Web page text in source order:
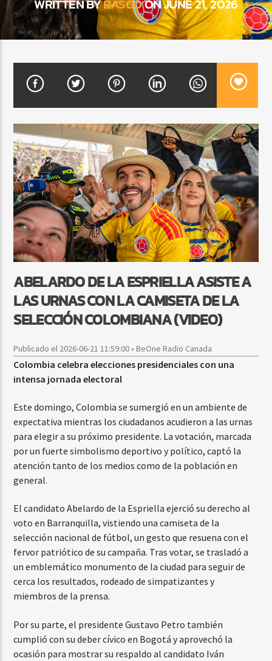
BALADAS Y VALLENATO
3:00 PM 5:00 PM
Beone Radio
WRITTEN BYRASCOON JUNE 21, 2026
ABELARDO DE LA ESPRIELLA ASISTE A
LAS URNAS CON LA CAMISETA DE LA
SELECCIÓN COLOMBIANA (VIDEO)
Publicado el 2026-06-21 11:59:00 • BeOne Radio Canada
Colombia celebra elecciones presidenciales con una
intensa jornada electoral
Este domingo, Colombia se sumergió en un ambiente de
expectativa mientras los ciudadanos acudieron a las urnas
para elegir a su próximo presidente. La votación, marcada
por un fuerte simbolismo deportivo y político, captó la
atención tanto de los medios como de la población en
general.
El candidato Abelardo de la Espriella ejerció su derecho al
voto en Barranquilla, vistiendo una camiseta de la
selección nacional de fútbol, un gesto que resuena con el
fervor patriótico de su campaña. Tras votar, se trasladó a
un emblemático monumento de la ciudad para seguir de
cerca los resultados, rodeado de simpatizantes y
miembros de la prensa.
Por su parte, el presidente Gustavo Petro también
cumplió con su deber cívico en Bogotá y aprovechó la
ocasión para mostrar su respaldo al candidato Iván